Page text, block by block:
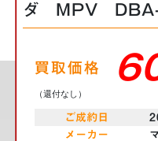
ダ MPV
買取価格
（還付なし）
ご成約日
メーカー